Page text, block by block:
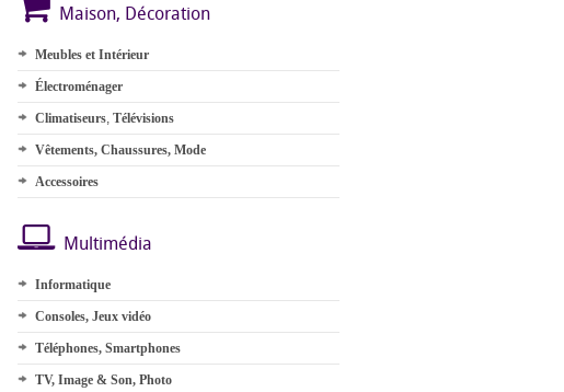
Maison, Décoration
Meubles et Intérieur
Électroménager
Climatiseurs, Télévisions
Vêtements, Chaussures, Mode
Accessoires
Multimédia
Informatique
Consoles, Jeux vidéo
Téléphones, Smartphones
TV, Image & Son, Photo